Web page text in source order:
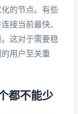
的节点。有些
接当前最快、
这对于需要稳
用户至关重
都不能少